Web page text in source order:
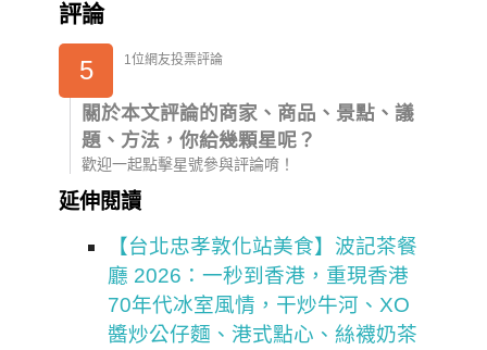
評論
5 1位網友投票評論
關於本文評論的商家、商品、景點、議
題、方法，你給幾顆星呢？
歡迎一起點擊星號參與評論唷！
延伸閱讀
【台北忠孝敦化站美食】波記茶餐
廳 2026：一秒到香港，重現香港
70年代冰室風情，干炒牛河、XO
醬炒公仔麵、港式點心、絲襪奶茶